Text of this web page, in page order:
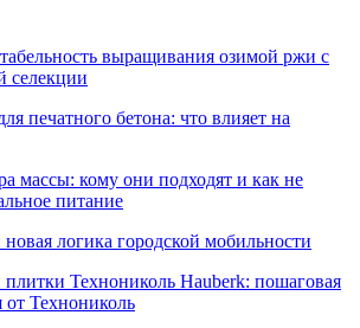
выращивания озимой ржи с
селекции
печатного бетона: что влияет на
массы: кому они подходят и как не
питание
новая логика городской мобильности
Технониколь Hauberk: пошаговая
от Технониколь